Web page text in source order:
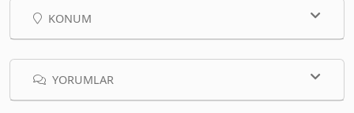
KONUM
YORUMLAR